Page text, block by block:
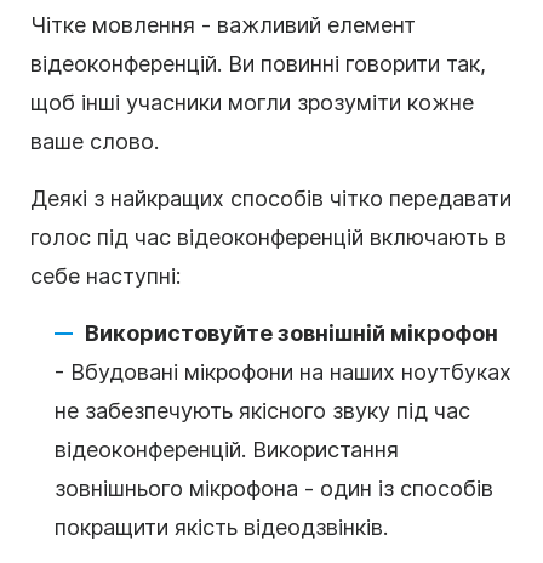
Чітке мовлення - важливий елемент
відеоконференцій. Ви повинні говорити так,
щоб інші учасники могли зрозуміти кожне
ваше слово.
Деякі з найкращих способів чітко передавати
голос під час відеоконференцій включають в
себе наступні:
Використовуйте зовнішній мікрофон
- Вбудовані мікрофони на наших ноутбуках
не забезпечують якісного звуку під час
відеоконференцій. Використання
зовнішнього мікрофона - один із способів
покращити якість відеодзвінків.